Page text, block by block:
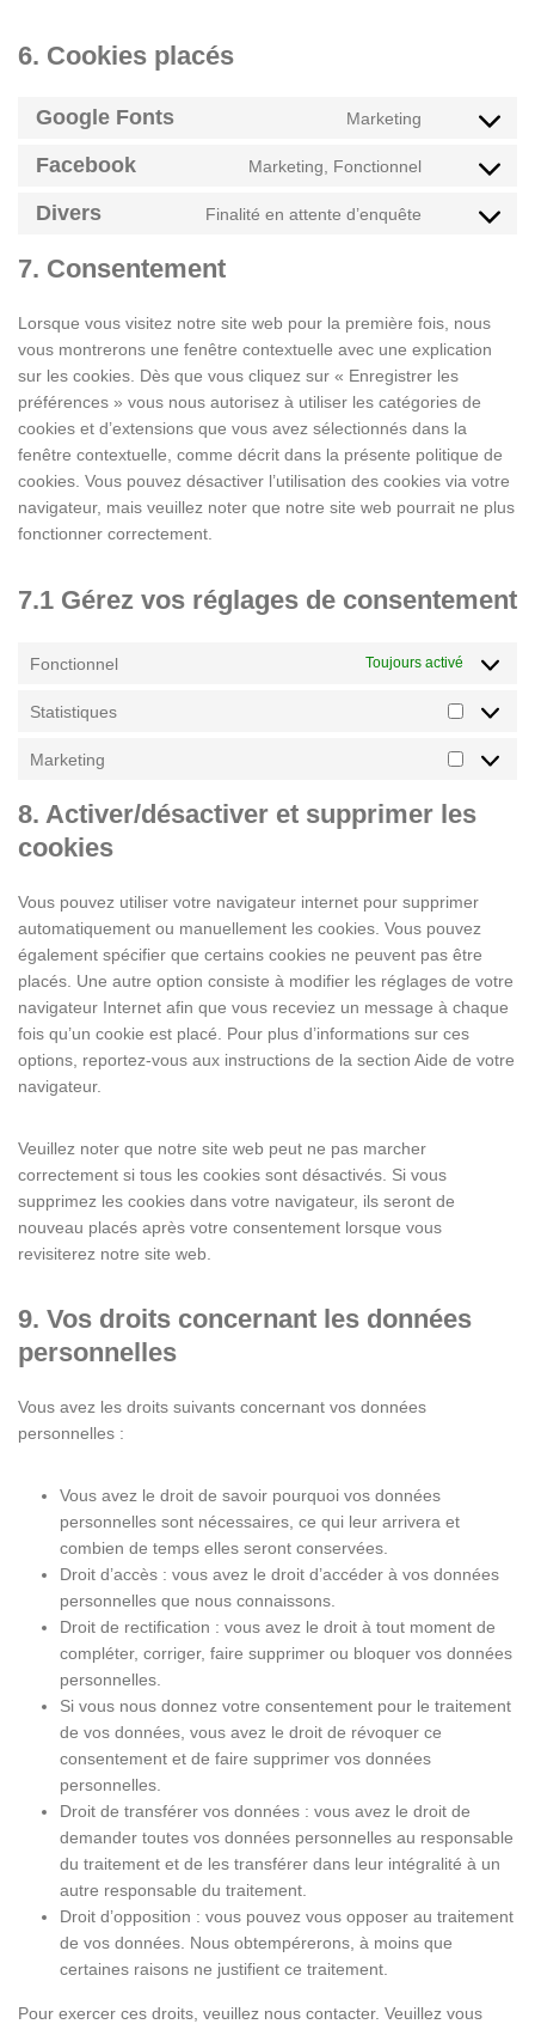
6. Cookies placés
Google Fonts Marketing
Facebook Marketing, Fonctionnel
Divers Finalité en attente d’enquête
7. Consentement
Lorsque vous visitez notre site web pour la première fois, nous
vous montrerons une fenêtre contextuelle avec une explication
sur les cookies. Dès que vous cliquez sur « Enregistrer les
préférences » vous nous autorisez à utiliser les catégories de
cookies et d’extensions que vous avez sélectionnés dans la
fenêtre contextuelle, comme décrit dans la présente politique de
cookies. Vous pouvez désactiver l’utilisation des cookies via votre
navigateur, mais veuillez noter que notre site web pourrait ne plus
fonctionner correctement.
7.1 Gérez vos réglages de consentement
Fonctionnel Toujours activé
Statistiques
Marketing
8. Activer/désactiver et supprimer les
cookies
Vous pouvez utiliser votre navigateur internet pour supprimer
automatiquement ou manuellement les cookies. Vous pouvez
également spécifier que certains cookies ne peuvent pas être
placés. Une autre option consiste à modifier les réglages de votre
navigateur Internet afin que vous receviez un message à chaque
fois qu’un cookie est placé. Pour plus d’informations sur ces
options, reportez-vous aux instructions de la section Aide de votre
navigateur.
Veuillez noter que notre site web peut ne pas marcher
correctement si tous les cookies sont désactivés. Si vous
supprimez les cookies dans votre navigateur, ils seront de
nouveau placés après votre consentement lorsque vous
revisiterez notre site web.
9. Vos droits concernant les données
personnelles
Vous avez les droits suivants concernant vos données
personnelles :
Vous avez le droit de savoir pourquoi vos données
personnelles sont nécessaires, ce qui leur arrivera et
combien de temps elles seront conservées.
Droit d’accès : vous avez le droit d’accéder à vos données
personnelles que nous connaissons.
Droit de rectification : vous avez le droit à tout moment de
compléter, corriger, faire supprimer ou bloquer vos données
personnelles.
Si vous nous donnez votre consentement pour le traitement
de vos données, vous avez le droit de révoquer ce
consentement et de faire supprimer vos données
personnelles.
Droit de transférer vos données : vous avez le droit de
demander toutes vos données personnelles au responsable
du traitement et de les transférer dans leur intégralité à un
autre responsable du traitement.
Droit d’opposition : vous pouvez vous opposer au traitement
de vos données. Nous obtempérerons, à moins que
certaines raisons ne justifient ce traitement.
Pour exercer ces droits, veuillez nous contacter. Veuillez vous